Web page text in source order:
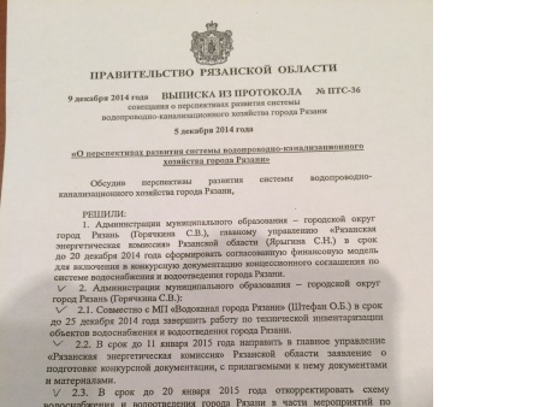
Перейти к основному содержанию